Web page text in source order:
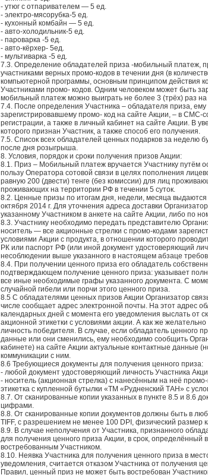
- утюг с отпаривателем — 5 ед.
- электро-мясорубка-5 ед.
- кухонный комбайн — 5 ед.
- авто-холодильник-5 ед.
- пароварка -5 ед.
- авто-кёрхер- 5ед.
- мультиварка -5 ед.
7.3. Определение обладателей приза -мобильный платеж,
участниками верных промо-кодов в течении дня (в
компьютерной программы, основным принципом действия
Участниками промо- кодов. Одним человеком может быть
мобильный платеж можно выиграть не более 3 (трёх) раз
7.4. После определения Участника – обладателя приза,
зарегистрировавшему промо- код на сайте Акции, – в
регистрации, а также в личный кабинет на сайте Акции. В
которого признан Участник, а также способ его получения.
7.5. Список всех обладателей ценных подарков за неделю
после дня розыгрыша.
8. Условия, порядок и сроки получения призов Акции:
8.1. Приз – Мобильный платеж вручается Участнику путём
пользу Оператора сотовой связи в целях пополнения
равную 200 (двести) тенге (без комиссии) для лиц
проживающих на территории РФ в течении 5 суток.
8.2. Ценные призы по итогам дня, недели, месяца
октября 2014 г. Для уточнения адреса доставки
указанному Участником в анкете на сайте Акции, либо по
8.3. Участнику необходимо передать представителю
носитель — все акционные стрелки с промо-кодами
условиями Акции с продукта, в отношении которого
РК или паспорт РФ (или иной документ удостоверяющий
несоблюдении выше указанного в настоящем абзаце
8.4. При получении ценного приза его обладатель
подтверждающем получение ценного приза: указывает
все иные необходимые графы указанного документа. С
случайной гибели или порчи этого ценного приза.
8.5 С обладателями ценных призов Акции Организатор
числе сообщает адрес электронной почты. На этот адрес
календарных дней с момента его уведомления выслать от
акционной этикетки с условиями акции. А как же
личность победителя. В случае, если обладатель ценного
данные или они сменились, ему необходимо сообщить
кабинете) на сайте Акции актуальные контактные данные
коммуникации с ним.
8.6 Требующиеся документы для получения ценного приза:
- любой документ удостоверяющий личность Участника
- носитель (акционная стрелка) с нанесённым на неё
этикетка с купленной бутылки «ТМ «Рудненский ТАН» с
8.7. От сканированные копии указанных в пункте 8.5 и 8.6
цифрами.
8.8. От сканированные копии документов должны быть в
TIFF, с разрешением не менее 100 DPI, физический размер
8.9. В случае неполучения от Участника, признанного
для получения ценного приза Акции, в срок,
востребованным Участником.
8.10. Неявка Участника для получения ценного приза в
уведомления, считается отказом Участника от получения
Правил, ценный приз не может быть востребован